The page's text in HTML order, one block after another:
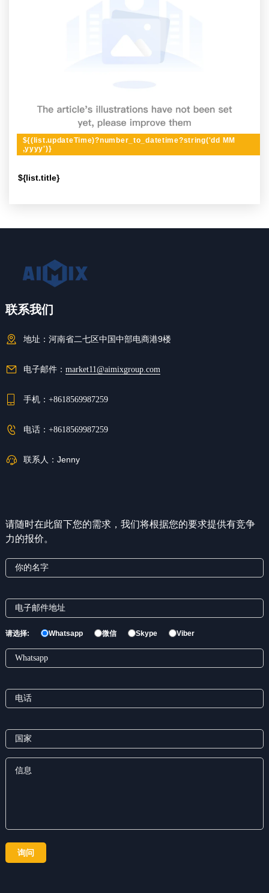
${list.title}
${(list.updateTime)?number_to_datetime?string('dd MM
,yyyy')}
联系我们
地址： 河南省二七区中国中部电商港9楼
电子邮件： market11@aimixgroup.com
手机： +8618569987259
电话： +8618569987259
联系人： Jenny
请随时在此留下您的需求，我们将根据您的要求提供有竞争
力的报价。
请选择: Whatsapp 微信 Skype Viber